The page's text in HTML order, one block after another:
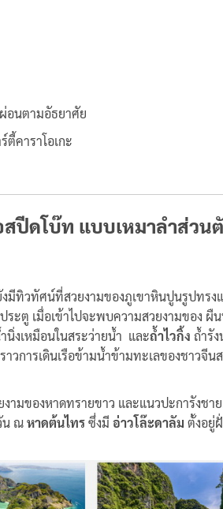
อนตามอัธยาศัย
คาราโอเกะ
สปีดโบ๊ท แบบเหมาลำส่วน
มีทิวทัศน์ที่สวยงามของภูเขาหินปูนรูปทรง
ะตู เมื่อเข้าไปจะพบความสวยงามของ ผื
นิ่งเหมือนในสระว่ายน้ำ และถ้ำไวกิ้ง ถ้ำรัง
วการเดินเรือข้ามน้ำข้ามทะเลของชาวจีน
ามของหาดทรายขาว และแนวปะการังชา
น ณหาดต้นไทรซึ่งมี อ่าวโล๊ะดาลัม ตั้งอยู่